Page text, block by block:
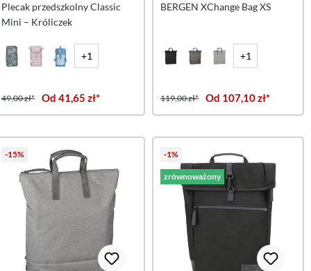
Plecak przedszkolny Classic
Mini – Króliczek
+1
49,00 zł* Od 41,65 zł*
BERGEN XChange Bag XS
+1
119,00 zł* Od 107,10 zł*
-15% -1%
zrównoważony